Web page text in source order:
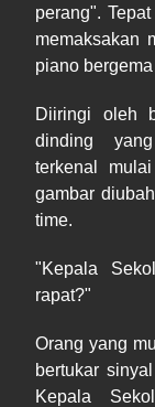
perang".
memaksakan
piano
Diiringi oleh
dinding yang
terkenal
gambar
time.
"Kepala
rapat?"
Orang yang
bertukar
Kepala